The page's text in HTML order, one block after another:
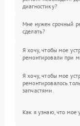
диагностику?
Мне нужен срочный
сделать?
Я хочу, чтобы мое
ремонтировали при
Я хочу, чтобы мое
ремонтировалось
запчастями.
Как я узнаю, что мое